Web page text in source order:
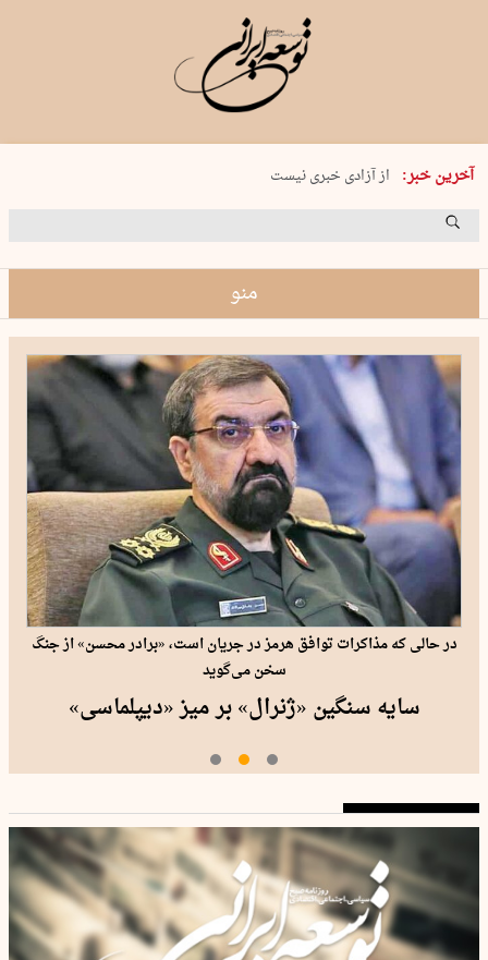
آخرین خبر:
یکشنبه 18 مرداد 1405 شماره 2245
از آزادی خبری نیست
منو
در حالی که مذاکرات توافق هرمز در جریان است، «برادر محسن» از جنگ
سخن می‌گوید
سایه سنگین «ژنرال» بر میز «دیپلماسی»